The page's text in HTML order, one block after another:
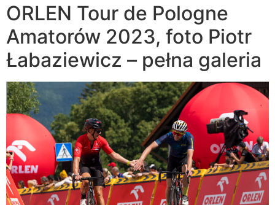
ORLEN Tour de Pologne
Amatorów 2023, foto Piotr
Łabaziewicz – pełna galeria